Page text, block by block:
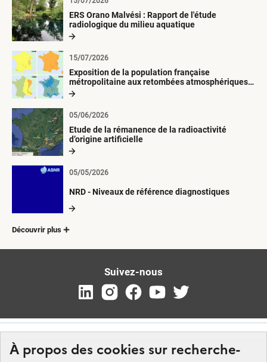
À propos des cookies sur recherche-
ERS Orano Malvési : Rapport de l'étude
radiologique du milieu aquatique
Exposition de la population française
métropolitaine aux retombées atmosphériques
radioactives depuis 1945
15/07/2026
Etude de la rémanence de la radioactivité
d’origine artificielle
05/06/2026
NRD - Niveaux de référence diagnostiques
05/05/2026
Découvrir plus
Suivez-nous